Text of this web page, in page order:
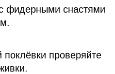
фидерными снастями
проверяйте